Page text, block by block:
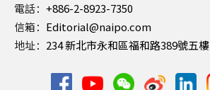
電話： +886-2-8923-7350
信箱： Editorial@naipo.com
地址： 234 新北市永和區福和路389號五樓